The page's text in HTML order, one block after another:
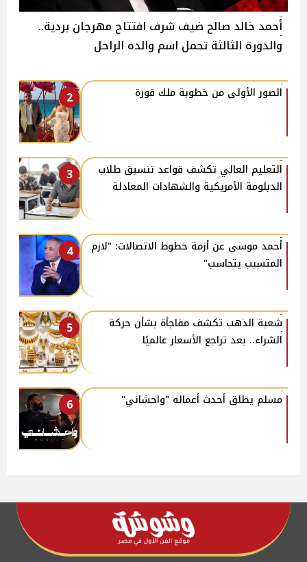
أحمد خالد صالح ضيف شرف افتتاح مهرجان بردية..
والدورة الثالثة تحمل اسم والده الراحل
2 الصور الأولى من خطوبة ملك قورة
3
التعليم العالي تكشف قواعد تنسيق طلاب
الدبلومة الأمريكية والشهادات المعادلة
4
أحمد موسى عن أزمة خطوط الاتصالات: "لازم
المتسبب يتحاسب"
5
شعبة الذهب تكشف مفاجأة بشأن حركة
الشراء.. بعد تراجع الأسعار عالميًا
6 مسلم يطلق أحدث أعماله "واحشاني"